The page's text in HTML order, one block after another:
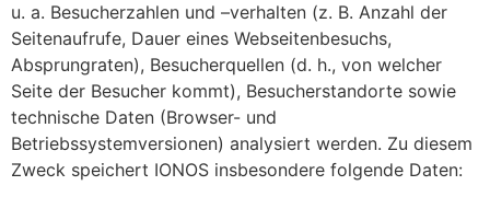
u. a. Besucherzahlen und –verhalten (z. B. Anzahl der
Seitenaufrufe, Dauer eines Webseitenbesuchs,
Absprungraten), Besucherquellen (d. h., von welcher
Seite der Besucher kommt), Besucherstandorte sowie
technische Daten (Browser- und
Betriebssystemversionen) analysiert werden. Zu diesem
Zweck speichert IONOS insbesondere folgende Daten: